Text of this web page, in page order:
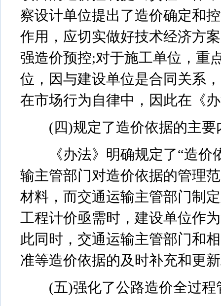
察设计单位提出了造价确定和
作用，应切实做好技术经济方
强造价预控;对于施工单位，重
位，因与建设单位是合同关系
在市场行为自律中，因此在《
(四)规定了造价依据的主要
《办法》明确规定了“造价
输主管部门对造价依据的管理
材料，而交通运输主管部门制
工程计价亟需时，建设单位作
此同时，交通运输主管部门和
准等造价依据的及时补充和更
(五)强化了公路造价全过程